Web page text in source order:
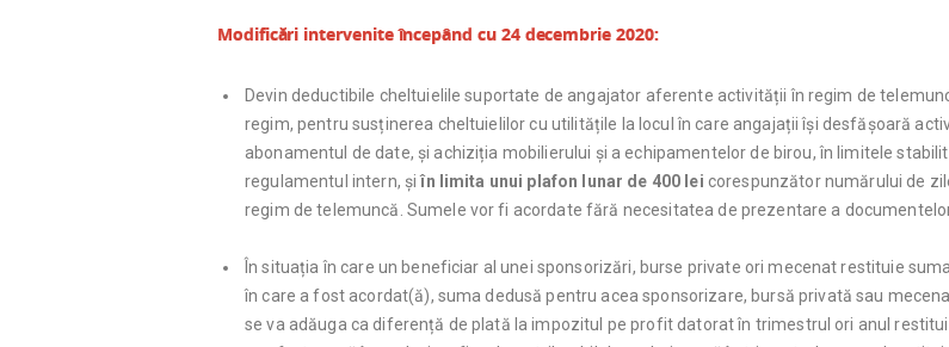
Modificări intervenite începând cu 24 decembrie 2020:
Devin deductibile cheltuielile suportate de angajator aferente activității în regim de
regim, pentru susținerea cheltuielilor cu utilitățile la locul în care angajații își desfășoară
abonamentul de date, și achiziția mobilierului și a echipamentelor de birou, în limitele
regulamentul intern, șiîn limita unui plafon lunar de 400 lei corespunzător numărului de
regim de telemuncă. Sumele vor fi acordate fără necesitatea de prezentare a
În situația în care un beneficiar al unei sponsorizări, burse private ori mecenat restituie
în care a fost acordat(ă), suma dedusă pentru acea sponsorizare, bursă privată sau
se va adăuga ca diferență de plată la impozitul pe profit datorat în trimestrul ori anul